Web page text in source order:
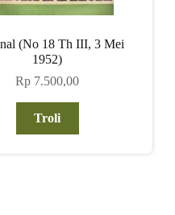
(No 18 Th III, 3 Mei
1952)
Rp 7.500,00
Troli